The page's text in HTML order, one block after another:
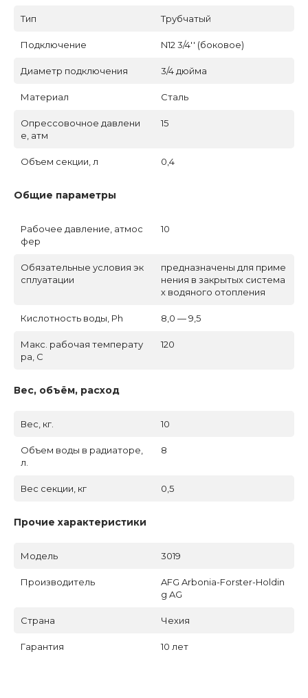
Тип Трубчатый
Подключение N12 3/4'' (боковое)
Диаметр подключения 3/4 дюйма
Материал Сталь
Опрессовочное давлени
е, атм
15
Объем секции, л 0,4
Общие параметры
Рабочее давление, атмос
фер
10
Обязательные условия эк
сплуатации
предназначены для приме
нения в закрытых система
х водяного отопления
Кислотность воды, Ph 8,0 — 9,5
Макс. рабочая температу
ра, C
120
Вес, объём, расход
Вес, кг. 10
Объем воды в радиаторе,
л.
8
Вес секции, кг 0,5
Прочие характеристики
Модель 3019
Производитель
AFG Arbonia-Forster-Holdin
g AG
Страна Чехия
Гарантия 10 лет